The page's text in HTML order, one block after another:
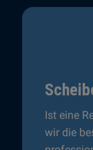
Ist eine
wir die